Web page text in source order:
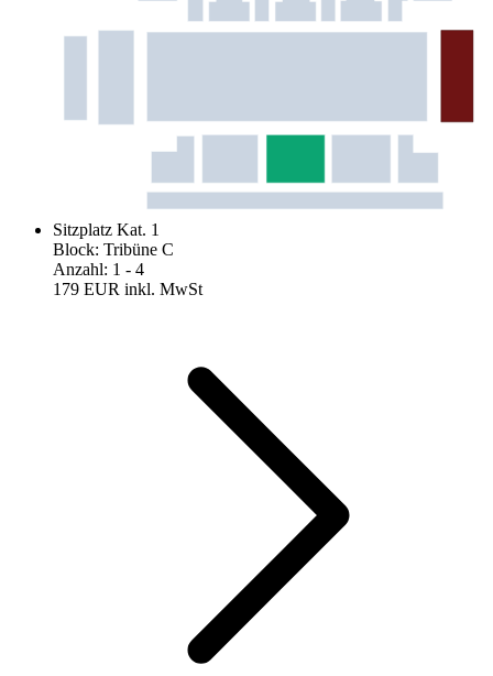
Sitzplatz Kat. 1
Block: Tribüne C
Anzahl: 1 - 4
179 EUR inkl. MwSt